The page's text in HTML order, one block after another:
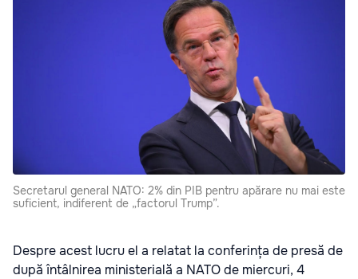
Secretarul general NATO: 2% din PIB pentru apărare nu mai este
suficient, indiferent de „factorul Trump”.
Despre acest lucru el a relatat la conferința de presă de
după întâlnirea ministerială a NATO de miercuri, 4